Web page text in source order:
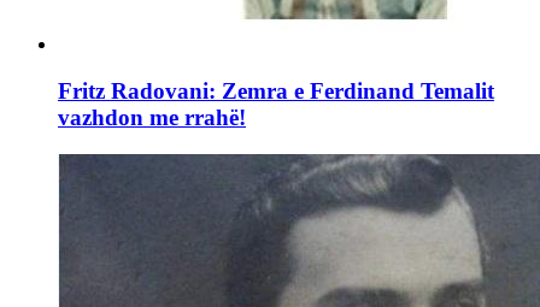
Fritz Radovani: Zemra e Ferdinand Temalit
vazhdon me rrahë!